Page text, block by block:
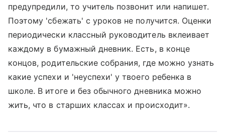
предупредили, то учитель позвонит или напишет.
Поэтому 'сбежать' с уроков не получится. Оценки
периодически классный руководитель вклеивает
каждому в бумажный дневник. Есть, в конце
концов, родительские собрания, где можно узнать
какие успехи и 'неуспехи' у твоего ребенка в
школе. В итоге и без обычного дневника можно
жить, что в старших классах и происходит».